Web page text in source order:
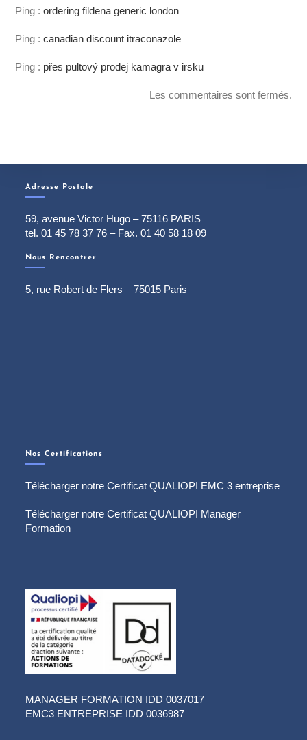
Ping :ordering fildena generic london
Ping :canadian discount itraconazole
Ping : přes pultový prodej kamagra v irsku
Les commentaires sont fermés.
Adresse Postale
59, avenue Victor Hugo – 75116 PARIS
tel. 01 45 78 37 76 – Fax. 01 40 58 18 09
Nous Rencontrer
5, rue Robert de Flers – 75015 Paris
Nos Certifications
Télécharger notre Certificat QUALIOPI EMC 3 entreprise
Télécharger notre Certificat QUALIOPI Manager
Formation
MANAGER FORMATION IDD 0037017
EMC3 ENTREPRISE IDD 0036987